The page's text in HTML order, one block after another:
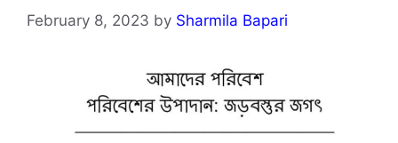
February 8, 2023 by Sharmila Bapari